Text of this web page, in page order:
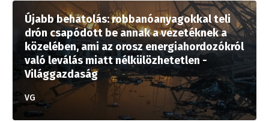
Újabb behatolás: robbanóanyagokkal teli
drón csapódott be annak a vezetéknek a
közelében, ami az orosz energiahordozókról
való leválás miatt nélkülözhetetlen -
Világgazdaság
VG